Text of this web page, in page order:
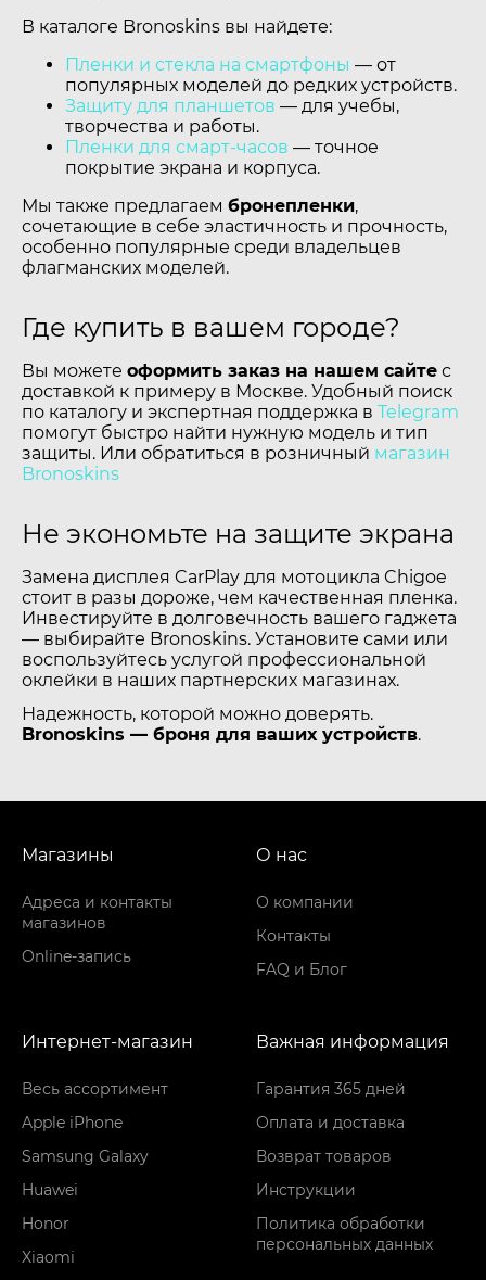
В каталоге Bronoskins вы найдете:
Пленки и стекла на смартфоны — от
популярных моделей до редких устройств.
Защиту для планшетов — для учебы,
творчества и работы.
Пленки для смарт-часов — точное
покрытие экрана и корпуса.
Мы также предлагаем бронепленки,
сочетающие в себе эластичность и прочность,
особенно популярные среди владельцев
флагманских моделей.
Где купить в вашем городе?
Вы можете оформить заказ на нашем сайте с
доставкой к примеру в Москве. Удобный поиск
по каталогу и экспертная поддержка в Telegram
помогут быстро найти нужную модель и тип
защиты. Или обратиться в розничный магазин
Bronoskins
Не экономьте на защите экрана
Замена дисплея CarPlay для мотоцикла Chigoe
стоит в разы дороже, чем качественная пленка.
Инвестируйте в долговечность вашего гаджета
— выбирайте Bronoskins. Установите сами или
воспользуйтесь услугой профессиональной
оклейки в наших партнерских магазинах.
Надежность, которой можно доверять.
Bronoskins — броня для ваших устройств.
Магазины
Адреса и контакты
магазинов
Online-запись
О нас
О компании
Контакты
FAQ и Блог
Интернет-магазин
Весь ассортимент
Apple iPhone
Samsung Galaxy
Huawei
Honor
Xiaomi
Важная информация
Гарантия 365 дней
Оплата и доставка
Возврат товаров
Инструкции
Политика обработки
персональных данных